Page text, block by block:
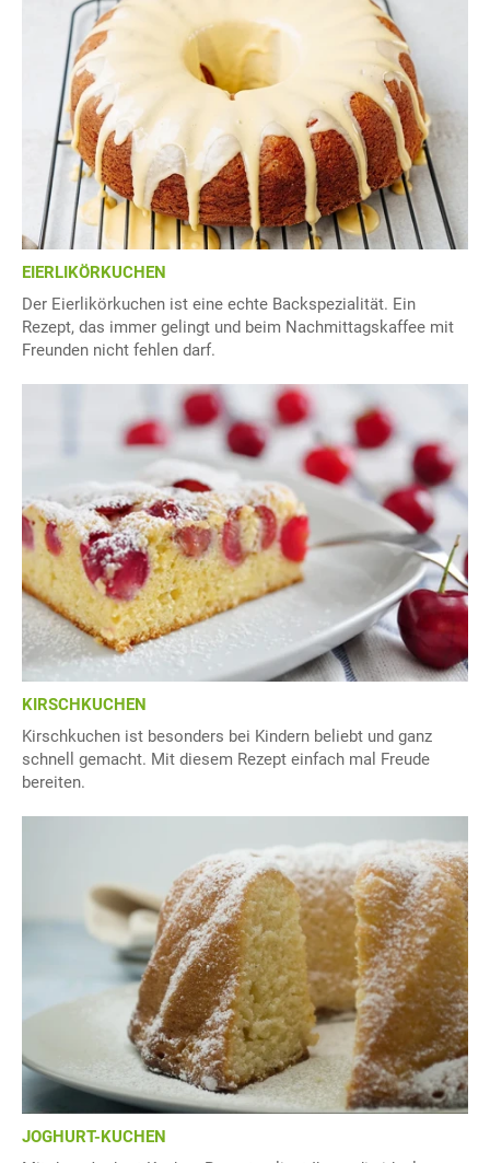
EIERLIKÖRKUCHEN
Der Eierlikörkuchen ist eine echte Backspezialität. Ein
Rezept, das immer gelingt und beim Nachmittagskaffee mit
Freunden nicht fehlen darf.
KIRSCHKUCHEN
Kirschkuchen ist besonders bei Kindern beliebt und ganz
schnell gemacht. Mit diesem Rezept einfach mal Freude
bereiten.
JOGHURT-KUCHEN